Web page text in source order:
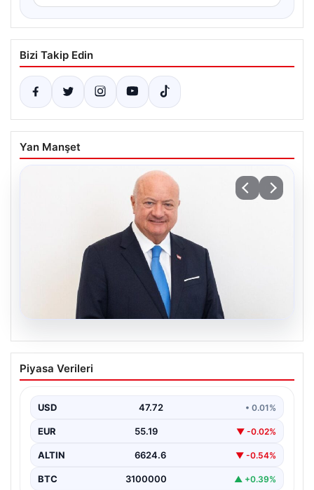
Bizi Takip Edin
Yan Manşet
09.08.2026
Avusturya Şansölyesi Christian
Stocker Türkiye’ye Resmi Ziyarette
Türkiye ile Avusturya arasındaki diplomatik ilişkiler hız
görüşmelerin…
Piyasa Verileri
USD 47.72 • 0.01%
EUR 55.19 ▼ -0.02%
ALTIN 6624.6 ▼ -0.54%
BTC 3100000 ▲ +0.39%